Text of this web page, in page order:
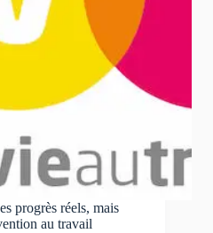
progrès réels, mais
au travail